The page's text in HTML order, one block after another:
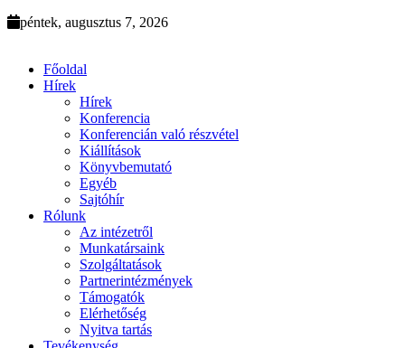
péntek, augusztus 7, 2026
Főoldal
Hírek
Hírek
Konferencia
Konferencián való részvétel
Kiállítások
Könyvbemutató
Egyéb
Sajtóhír
Rólunk
Az intézetről
Munkatársaink
Szolgáltatások
Partnerintézmények
Támogatók
Elérhetőség
Nyitva tartás